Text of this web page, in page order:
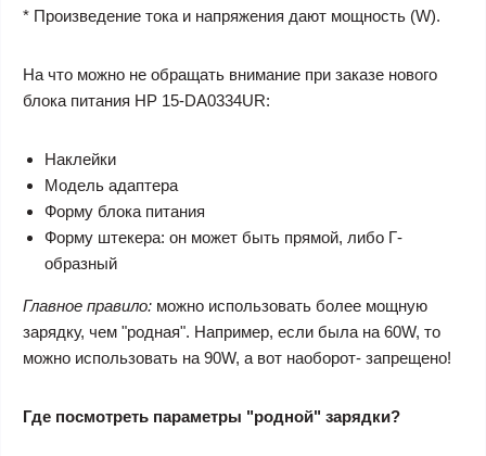
* Произведение тока и напряжения дают мощность (W).
На что можно не обращать внимание при заказе нового
блока питания HP 15-DA0334UR:
Наклейки
Модель адаптера
Форму блока питания
Форму штекера: он может быть прямой, либо Г-
образный
Главное правило: можно использовать более мощную
зарядку, чем "родная". Например, если была на 60W, то
можно использовать на 90W, а вот наоборот- запрещено!
Где посмотреть параметры "родной" зарядки?